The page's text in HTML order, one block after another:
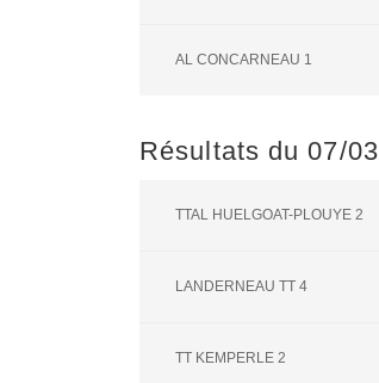
AL CONCARNEAU 1
Résultats du 07/03
TTAL HUELGOAT-PLOUYE 2
LANDERNEAU TT 4
TT KEMPERLE 2